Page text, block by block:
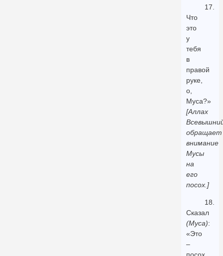
17.
Что
это
у
тебя
в
правой
руке,
о,
Муса?»
[Аллах
обращает
внимание
Мусы
на
его
посох.]
18.
Сказал
(Муса):
«Это
–